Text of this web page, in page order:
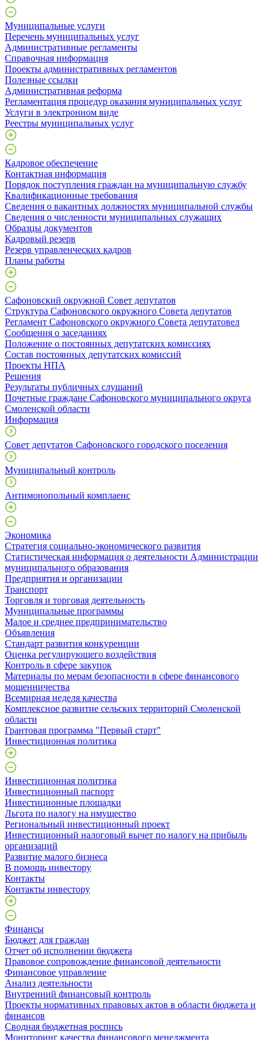
Муниципальные услуги
Перечень муниципальных услуг
Административные регламенты
Справочная информация
Проекты административных регламентов
Полезные ссылки
Административная реформа
Регламентация процедур оказания муниципальных услуг
Услуги в электронном виде
Реестры муниципальных услуг
Кадровое обеспечение
Контактная информация
Порядок поступления граждан на муниципальную службу
Квалификационные требования
Сведения о вакантных должностях муниципальной службы
Сведения о численности муниципальных служащих
Образцы документов
Кадровый резерв
Резерв управленческих кадров
Планы работы
Сафоновский окружной Совет депутатов
Структура Сафоновского окружного Совета депутатов
Регламент Сафоновского окружного Совета депутатовел
Сообщения о заседаниях
Положение о постоянных депутатских комиссиях
Состав постоянных депутатских комиссий
Проекты НПА
Решения
Результаты публичных слушаний
Почетные граждане Сафоновского муниципального округа
Смоленской области
Информация
Совет депутатов Сафоновского городского поселения
Муниципальный контроль
Антимонопольный комплаенс
Экономика
Стратегия социально-экономического развития
Статистическая информация о деятельности Администрации
муниципального образования
Предприятия и организации
Транспорт
Торговля и торговая деятельность
Муниципальные программы
Малое и среднее предпринимательство
Объявления
Стандарт развития конкуренции
Оценка регулирующего воздействия
Контроль в сфере закупок
Материалы по мерам безопасности в сфере финансового
мошенничества
Всемирная неделя качества
Комплексное развитие сельских территорий Смоленской
области
Грантовая программа "Первый старт"
Инвестиционная политика
Инвестиционная политика
Инвестиционный паспорт
Инвестиционные площадки
Льгота по налогу на имущество
Региональный инвестиционный проект
Инвестиционный налоговый вычет по налогу на прибыль
организаций
Развитие малого бизнеса
В помощь инвестору
Контакты
Контакты инвестору
Финансы
Бюджет для граждан
Отчет об исполнении бюджета
Правовое сопровождение финансовой деятельности
Финансовое управление
Анализ деятельности
Внутренний финансовый контроль
Проекты нормативных правовых актов в области бюджета и
финансов
Сводная бюджетная роспись
Мониторинг качества финансового менеджмента